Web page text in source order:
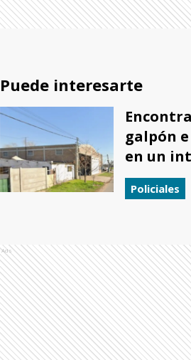
Puede interesarte
galpón
en un
Policiales
Ads